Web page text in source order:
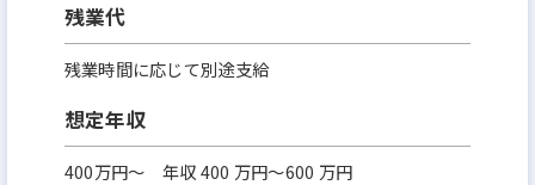
残業代
残業時間に応じて別途支給
想定年収
400万円〜 年収 400 万円〜600 万円